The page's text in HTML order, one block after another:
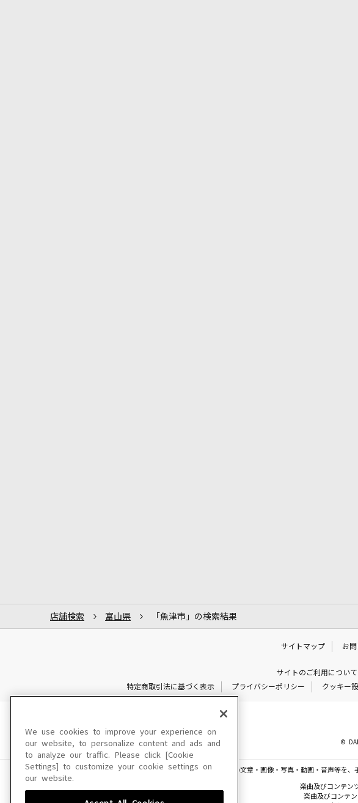
店舗検索 富山県 「魚津市」の検索結果
サイトマップ お
サイトのご利用について
特定商取引法に基づく表示
プライバシーポリシー クッキー
©
このサイトに掲載されている一切の文章・画像・写真・動画・音声等を
楽曲及びコンテン
楽曲及びコンテ
We use cookies to improve your experience on
our website, to personalize content and ads and
to analyze our traffic. Please click [Cookie
Settings] to customize your cookie settings on
our website.